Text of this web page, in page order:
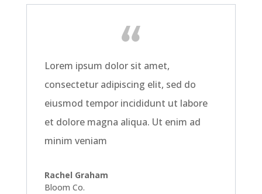
Lorem ipsum dolor sit amet,
consectetur adipiscing elit, sed do
eiusmod tempor incididunt ut labore
et dolore magna aliqua. Ut enim ad
minim veniam
Rachel Graham
Bloom Co.